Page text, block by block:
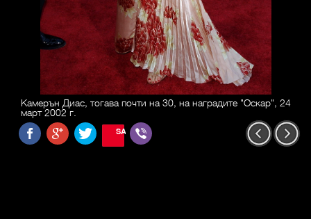
Камерън Диас, тогава почти на 30, на наградите "Оскар", 24
март 2002 г.
SAVE